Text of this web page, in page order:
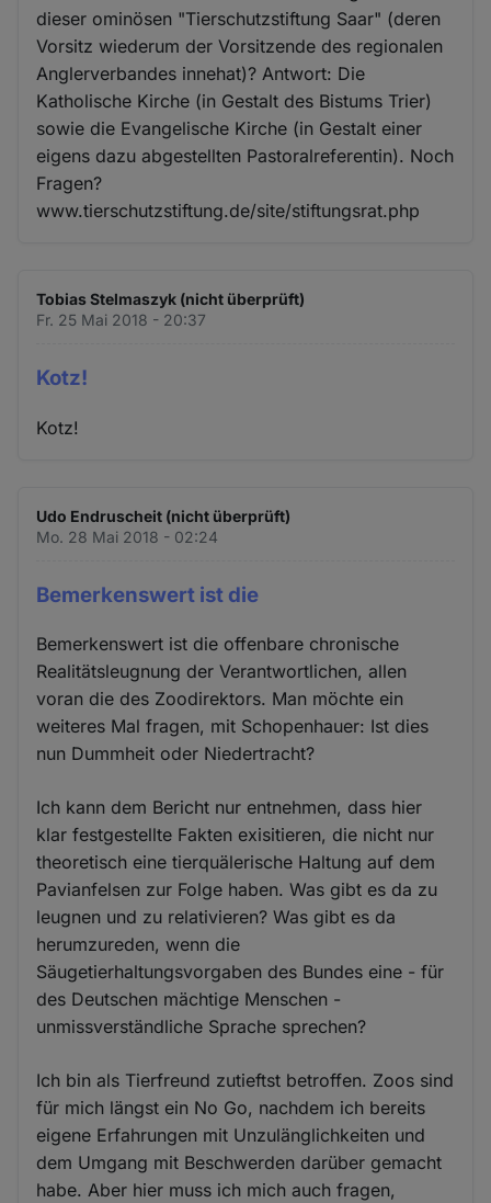
dieser ominösen "Tierschutzstiftung Saar" (deren
Vorsitz wiederum der Vorsitzende des regionalen
Anglerverbandes innehat)? Antwort: Die
Katholische Kirche (in Gestalt des Bistums Trier)
sowie die Evangelische Kirche (in Gestalt einer
eigens dazu abgestellten Pastoralreferentin). Noch
Fragen?
www.tierschutzstiftung.de/site/stiftungsrat.php
Tobias Stelmaszyk (nicht überprüft)
Fr. 25 Mai 2018 - 20:37
Kotz!
Kotz!
Udo Endruscheit (nicht überprüft)
Mo. 28 Mai 2018 - 02:24
Bemerkenswert ist die
Bemerkenswert ist die offenbare chronische
Realitätsleugnung der Verantwortlichen, allen
voran die des Zoodirektors. Man möchte ein
weiteres Mal fragen, mit Schopenhauer: Ist dies
nun Dummheit oder Niedertracht?
Ich kann dem Bericht nur entnehmen, dass hier
klar festgestellte Fakten exisitieren, die nicht nur
theoretisch eine tierquälerische Haltung auf dem
Pavianfelsen zur Folge haben. Was gibt es da zu
leugnen und zu relativieren? Was gibt es da
herumzureden, wenn die
Säugetierhaltungsvorgaben des Bundes eine - für
des Deutschen mächtige Menschen -
unmissverständliche Sprache sprechen?
Ich bin als Tierfreund zutieftst betroffen. Zoos sind
für mich längst ein No Go, nachdem ich bereits
eigene Erfahrungen mit Unzulänglichkeiten und
dem Umgang mit Beschwerden darüber gemacht
habe. Aber hier muss ich mich auch fragen,